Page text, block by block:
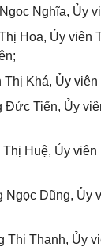
Nghĩa, Ủy
Hoa, Ủy viên
Thị Khá, Ủy
Đức Tiến, Ủy
Huệ, Ủy
Ngọc Dũng, Ủy
Thị Thanh, Ủy